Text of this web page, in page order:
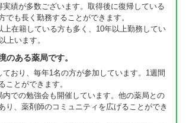
実績が多数ございます。取得後に復帰している
でも長く勤務することができます。
上在籍している方も多く、10年以上勤務してい
上います。
のある薬局です。
おり、毎年1名の方が参加しています。1週間
ことができます。
内での勉強会も開催しています。他の薬局との
り、薬剤師のコミュニティを広げることができ